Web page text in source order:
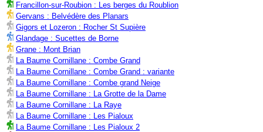
Francillon-sur-Roubion : Les berges du Roublion
Gervans : Belvédère des Planars
Gigors et Lozeron : Rocher St Supière
Glandage : Sucettes de Borne
Grane : Mont Brian
La Baume Cornillane : Combe Grand
La Baume Cornillane : Combe Grand : variante
La Baume Cornillane : Combe grand Neige
La Baume Cornillane : La Grotte de la Dame
La Baume Cornillane : La Raye
La Baume Cornillane : Les Pialoux
La Baume Cornillane : Les Pialoux 2